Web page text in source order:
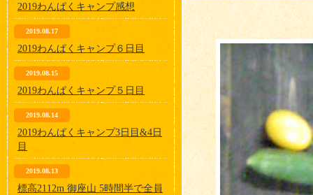
2019わんぱくキャンプ感想
2019.08.17
2019わんぱくキャンプ６日目
2019.08.15
2019わんぱくキャンプ５日目
2019.08.14
2019わんぱくキャンプ3日目&4日
目
2019.08.13
標高2112m 御座山 5時間半で全員